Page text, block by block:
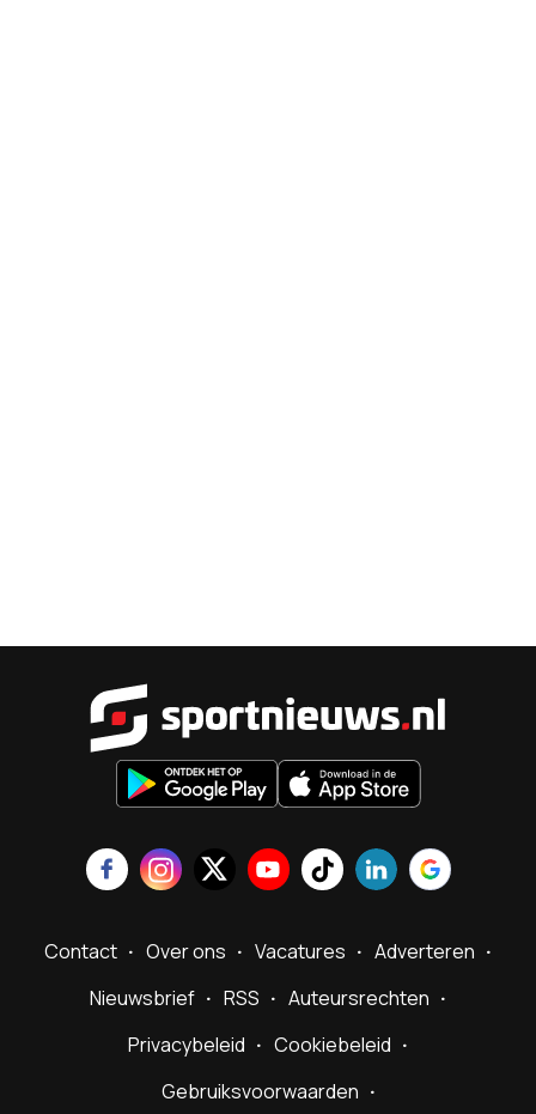
Contact Over ons Vacatures
Adverteren
Nieuwsbrief
RSS
Auteursrechten
Privacybeleid
Cookiebeleid
Gebruiksvoorwaarden